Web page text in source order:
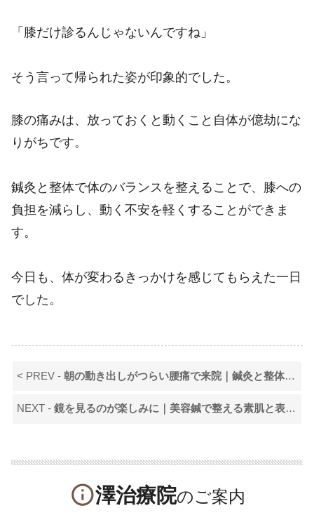
「膝だけ診るんじゃないんですね」
そう言って帰られた姿が印象的でした。
膝の痛みは、放っておくと動くこと自体が億劫にな
りがちです。
鍼灸と整体で体のバランスを整えることで、膝への
負担を減らし、動く不安を軽くすることができま
す。
今日も、体が変わるきっかけを感じてもらえた一日
でした。
< PREV -朝の動き出しがつらい腰痛で来院｜鍼灸と整体で体の軸を整えた一日
NEXT -鏡を見るのが楽しみに｜美容鍼で整える素肌と表情の一日
info_outline澤治療院